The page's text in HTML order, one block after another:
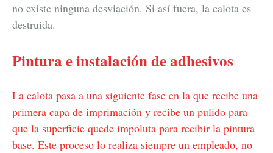
no existe ninguna desviación. Si así fuera, la calota es
destruida.
Pintura e instalación de adhesivos
La calota pasa a una siguiente fase en la que recibe una
primera capa de imprimación y recibe un pulido para
que la superficie quede impoluta para recibir la pintura
base. Este proceso lo realiza siempre un empleado, no